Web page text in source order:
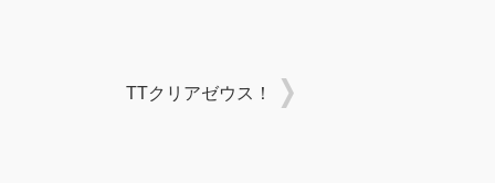
TTクリアゼウス！